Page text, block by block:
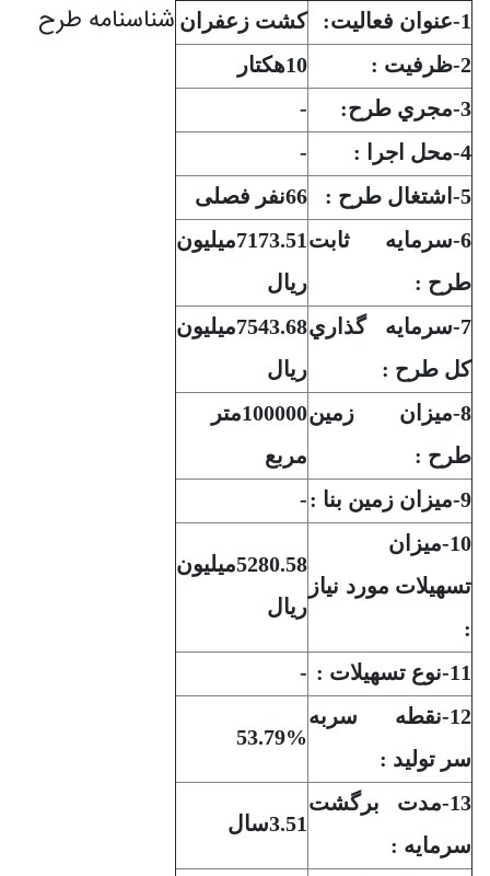
شناسنامه طرح 1-عنوان فعاليت:
کشت زعفران
2-ظرفيت :
10هکتار
3-مجري طرح:
-
4-محل اجرا :
-
5-اشتغال طرح :
66نفر فصلی
6-سرمايه ثابت
طرح :
7173.51میلیون
ریال
7-سرمايه گذاري
کل طرح :
7543.68میلیون
ریال
8-ميزان زمين
طرح :
100000متر
مربع
9-ميزان زمين بنا :
-
10-ميزان
تسهيلات مورد نياز
:
5280.58میلیون
ریال
11-نوع تسهيلات :
-
12-نقطه سربه
سر توليد :
53.79%
13-مدت برگشت
سرمايه :
3.51سال